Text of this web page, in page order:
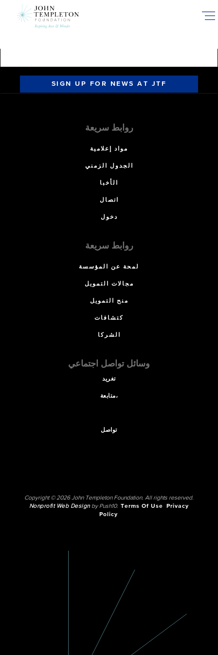
SIGN UP FOR NEWS AT JTF
روابط سريعة
مواد إعلامية
الجدول الزمني
الأخبا
اتصال
دخول
روابط سريعة
لمحة عن المؤسسة
مجالات التمويل
منح التمويل
كتشافات
الشركا
وسائل تواصل اجتماعي
تغريد
متابعة،
تواصل
Copyright © 2026 John Templeton Foundation. All rights reserved.
Nonprofit Web Designby Push10. Terms Of Use
Privacy
Policy